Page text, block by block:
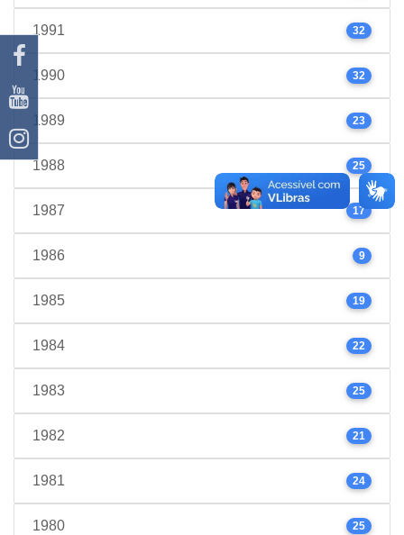
1991 32
1990 32
1989 23
1988 25
1987 17
1986 9
1985 19
1984 22
1983 25
1982 21
1981 24
1980 25